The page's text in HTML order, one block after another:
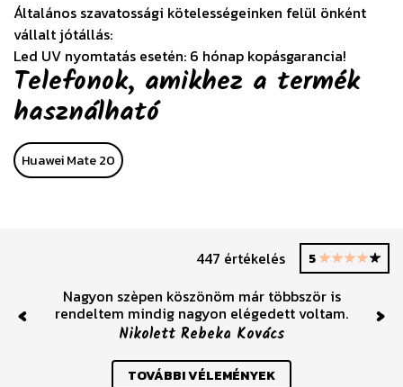
Általános szavatossági kötelességeinken felül önként
vállalt jótállás:
Led UV nyomtatás esetén: 6 hónap kopásgarancia!
Telefonok, amikhez a termék
használható
Huawei Mate 20
447 értékelés 5
Nagyon szèpen köszönöm már többször is
rendeltem mindig nagyon elégedett voltam.
Nikolett Rebeka Kovács
Previous
TOVÁBBI VÉLEMÉNYEK